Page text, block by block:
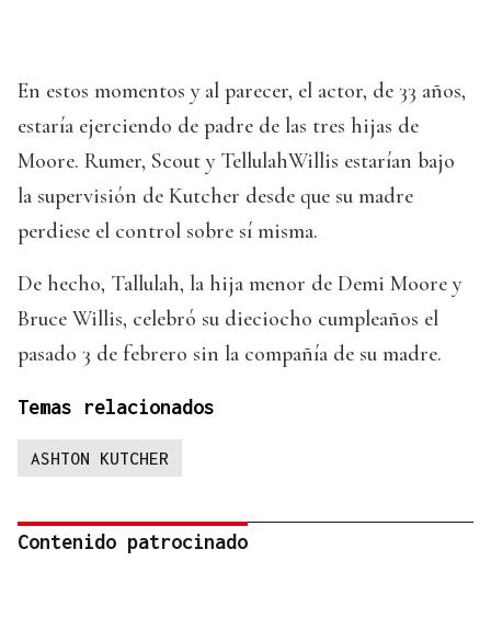
En estos momentos y al parecer, el actor, de 33 años,
estaría ejerciendo de padre de las tres hijas de
Moore. Rumer, Scout y TellulahWillis estarían bajo
la supervisión de Kutcher desde que su madre
perdiese el control sobre sí misma.
De hecho, Tallulah, la hija menor de Demi Moore y
Bruce Willis, celebró su dieciocho cumpleaños el
pasado 3 de febrero sin la compañía de su madre.
Temas relacionados
ASHTON KUTCHER
Contenido patrocinado